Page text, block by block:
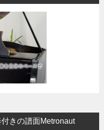
きの譜面Metronaut